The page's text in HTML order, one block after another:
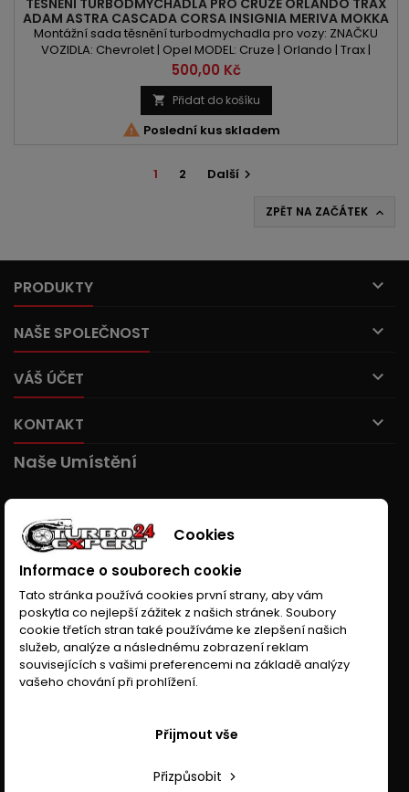
TĚSNĚNÍ TURBODMYCHADLA PRO CRUZE ORLANDO TRAX
ADAM ASTRA CASCADA CORSA INSIGNIA MERIVA MOKKA
ZAFIRA 1.4T 100PS/120PS/140PS/150PS
Montážní sada těsnění turbodmychadla pro vozy: ZNAČKU
VOZIDLA: Chevrolet | Opel MODEL: Cruze | Orlando | Trax |
Adam | Astra | Cascada | Corsa | Insignia | Meriva | Mokka |
Zafira KÓD MOTORU: A14NEL | A14NET | B14NEH | B14NEJ OBSAH:
1364ccm 1.4 Turbo VÝKON: 100PS/74kW | 120PS/88kW |
140PS/103kW | 150PS/110kW
Cena
500,00 Kč
 Přidat do košíku
 Poslední kus skladem
1 2 Další 
ZPĚT NA ZAČÁTEK 
PRODUKTY 
NAŠE SPOLEČNOST 
VÁŠ ÚČET 
KONTAKT 
Naše Umístění
Cookies
Informace o souborech cookie
Tato stránka používá cookies první strany, aby vám
poskytla co nejlepší zážitek z našich stránek. Soubory
cookie třetích stran také používáme ke zlepšení našich
služeb, analýze a následnému zobrazení reklam
souvisejících s vašimi preferencemi na základě analýzy
vašeho chování při prohlížení.
Přizpůsobit
Přijmout vše